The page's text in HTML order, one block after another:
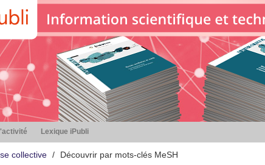
Lexique iPubli
collective Découvrir par mots-clés MeSH